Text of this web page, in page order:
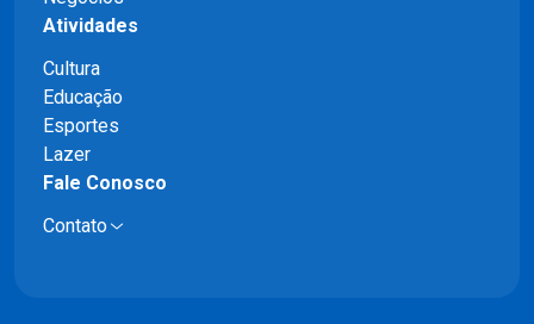
Atividades
Cultura
Educação
Esportes
Lazer
Fale Conosco
Contato